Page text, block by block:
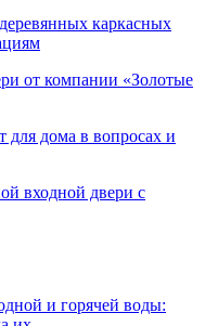
каркасных
от компании «Золотые
дома в вопросах и
входной двери с
и горячей воды: